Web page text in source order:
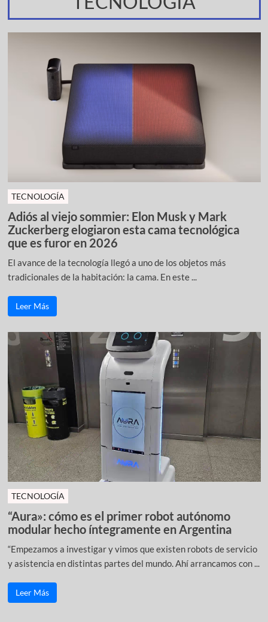
TECNOLOGÍA
Adiós al viejo sommier: Elon Musk y Mark
Zuckerberg elogiaron esta cama tecnológica
que es furor en 2026
El avance de la tecnología llegó a uno de los objetos más
tradicionales de la habitación: la cama. En este ...
Leer Más
TECNOLOGÍA
“Aura»: cómo es el primer robot autónomo
modular hecho íntegramente en Argentina
“Empezamos a investigar y vimos que existen robots de servicio
y asistencia en distintas partes del mundo. Ahí arrancamos con ...
Leer Más